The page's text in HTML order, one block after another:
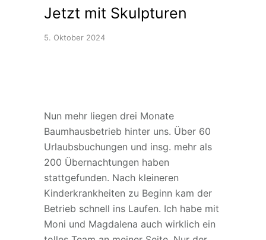
Jetzt mit Skulpturen
5. Oktober 2024
Nun mehr liegen drei Monate
Baumhausbetrieb hinter uns. Über 60
Urlaubsbuchungen und insg. mehr als
200 Übernachtungen haben
stattgefunden. Nach kleineren
Kinderkrankheiten zu Beginn kam der
Betrieb schnell ins Laufen. Ich habe mit
Moni und Magdalena auch wirklich ein